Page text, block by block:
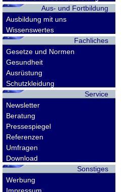
Aus- und Fortbildung
Ausbildung mit uns
Wissenswertes
Fachliches
Gesetze und Normen
Gesundheit
Ausrüstung
Schutzkleidung
Service
Newsletter
Beratung
Pressespiegel
Referenzen
Umfragen
Download
Sonstiges
Werbung